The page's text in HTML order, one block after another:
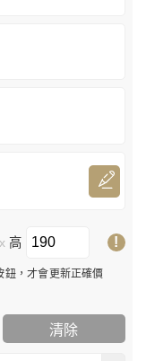
x 高 !
，才會更新正確價
清除